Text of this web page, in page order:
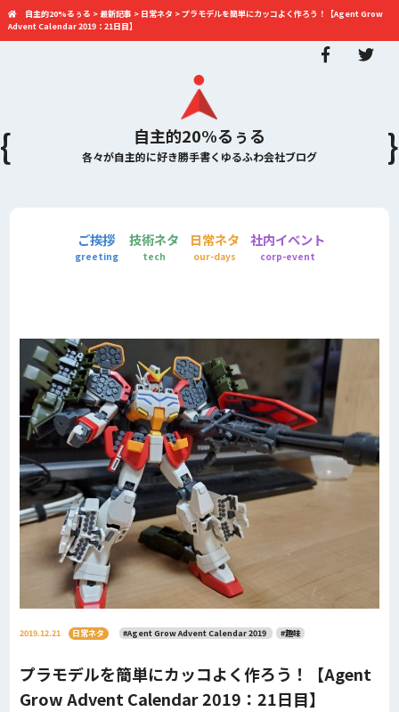
自主的20%るぅる
各々が自主的に好き勝手書くゆるふわ会社ブログ
自主的20%るぅる > 最新記事 > 日常ネタ >プラモデルを簡単にカッコよく作ろう！【Agent Grow
Advent Calendar 2019：21日目】
ご挨拶
greeting
技術ネタ
tech
日常ネタ
our-days
社内イベント
corp-event
2019.12.21 日常ネタ #Agent Grow Advent Calendar 2019 #趣味
プラモデルを簡単にカッコよく作ろう！【Agent
Grow Advent Calendar 2019：21日目】